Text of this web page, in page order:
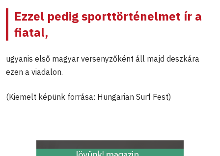
Ezzel pedig sporttörténelmet ír a
fiatal,
ugyanis első magyar versenyzőként áll majd deszkára
ezen a viadalon.
(Kiemelt képünk forrása: Hungarian Surf Fest)